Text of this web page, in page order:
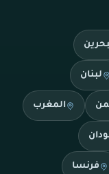
لبنان
المغرب
فرنسا